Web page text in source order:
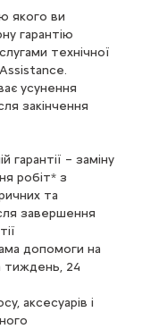
якого ви
гарантію
технічної
усунення
закінчення
гарантії – заміну
робіт* з
та
завершення
допомоги на
тиждень, 24
аксесуарів і
полегшення
гарантії – заміну
робіт з
та
завершення
в ході
до
книжці
(ТО)
сервісною
допомоги на
24